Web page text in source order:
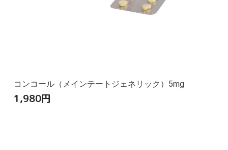
コンコール（メインテートジェネリック）5mg
1,980円